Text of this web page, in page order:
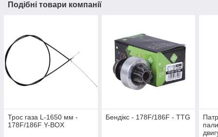
Подібні товари компанії
Трос газа L-1650 мм -
178F/186F Y-BOX
Бендікс - 178F/186F - TTG